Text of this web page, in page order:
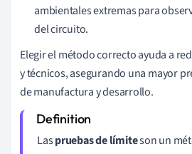
ambientales extremas para
del circuito.
Elegir el método correcto ayuda a
y técnicos, asegurando una mayor
de manufactura y desarrollo.
Laspruebas de límiteson un